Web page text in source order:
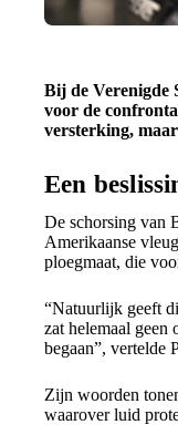
Bij de Verenigde
voor de
versterking,
Een
De schorsing van
Amerikaanse
ploegmaat, die
“Natuurlijk geeft
zat helemaal geen
begaan”, vertelde
Zijn woorden
waarover luid